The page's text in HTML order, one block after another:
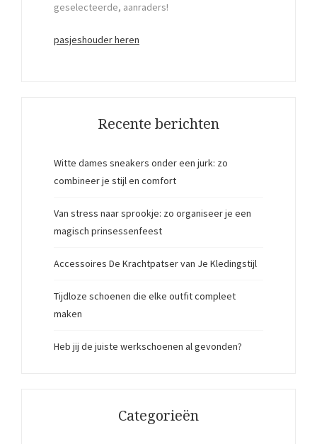
geselecteerde, aanraders!
pasjeshouder heren
Recente berichten
Witte dames sneakers onder een jurk: zo
combineer je stijl en comfort
Van stress naar sprookje: zo organiseer je een
magisch prinsessenfeest
Accessoires De Krachtpatser van Je Kledingstijl
Tijdloze schoenen die elke outfit compleet
maken
Heb jij de juiste werkschoenen al gevonden?
Categorieën